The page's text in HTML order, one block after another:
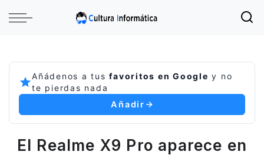
Añádenos a tusfavoritos en Google y no
te pierdas nada
Añadir
El Realme X9 Pro aparece en